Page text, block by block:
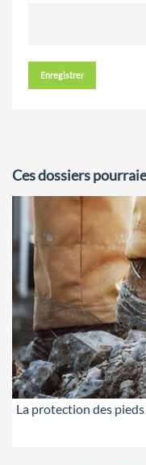
Enregistrer
Ces dossiers
La protection des pieds